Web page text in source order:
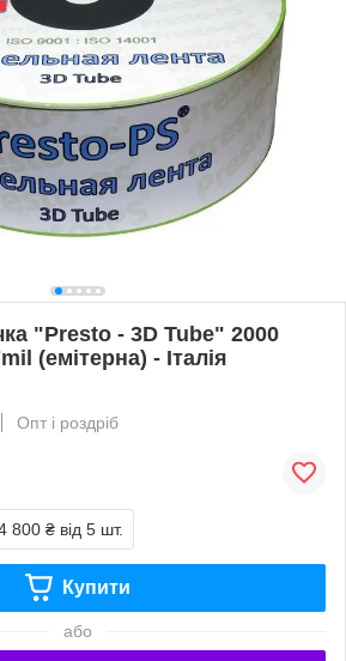
"Presto - 3D Tube" 2000
(емітерна) - Італія
Опт і роздріб
800 ₴ від 5 шт.
Купити
або